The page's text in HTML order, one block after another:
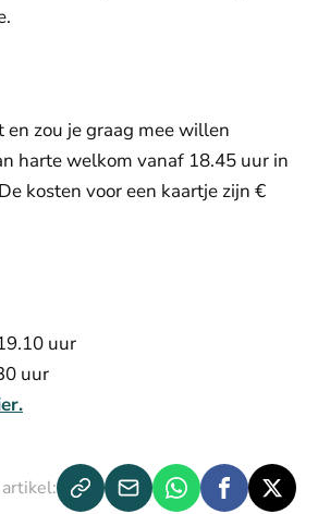
van deze video vereist jouw
en zou je graag mee willen
harte welkom vanaf 18.45 uur in
kosten voor een kaartje zijn €
uur
uur